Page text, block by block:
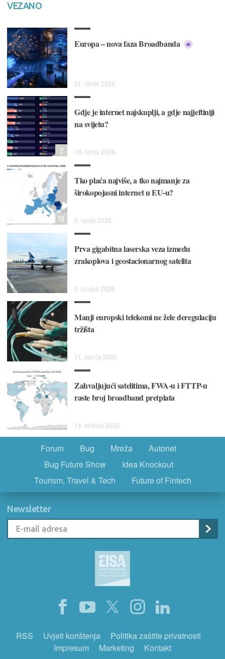
VEZANO
Europa – nova faza Broadbanda
21. lipnja 2026.
Gdje je internet najskuplji, a gdje najjeftiniji
na svijetu?
19. lipnja 2026.
2
Tko plaća najviše, a tko najmanje za
širokopojasni internet u EU-u?
9. lipnja 2026.
10
Prva gigabitna laserska veza između
zrakoplova i geostacionarnog satelita
5. ožujka 2026.
Manji europski telekomi ne žele deregulaciju
tržišta
11. srpnja 2025.
Zahvaljujući satelitima, FWA-u i FTTP-u
raste broj broadband pretplata
14. svibnja 2025.
Forum Bug Mreža
Autonet
Bug Future Show
Idea Knockout
Tourism, Travel & Tech
Future of Fintech
Newsletter
RSS Uvjeti korištenja
Politika zaštite privatnosti
Impresum
Marketing Kontakt